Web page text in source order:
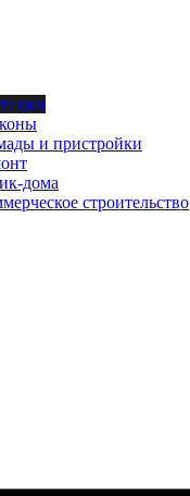
и пристройки
дома
строительство